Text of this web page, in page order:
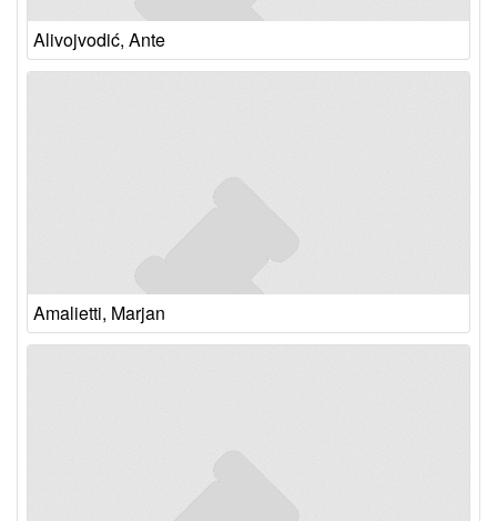
Alivojvodić, Ante
Amalietti, Marjan